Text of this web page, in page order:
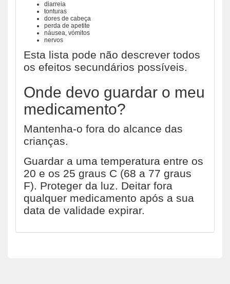
diarreia
tonturas
dores de cabeça
perda de apetite
náusea, vómitos
nervos
Esta lista pode não descrever todos
os efeitos secundários possíveis.
Onde devo guardar o meu
medicamento?
Mantenha-o fora do alcance das
crianças.
Guardar a uma temperatura entre os
20 e os 25 graus C (68 a 77 graus
F). Proteger da luz. Deitar fora
qualquer medicamento após a sua
data de validade expirar.